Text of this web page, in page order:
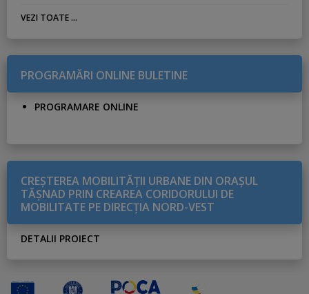
VEZI TOATE ...
PROGRAMĂRI ONLINE BULETINE
PROGRAMARE ONLINE
CREŞTEREA MOBILITĂŢII URBANE DIN ORAŞUL
TĂŞNAD PRIN CREAREA CORIDORULUI DE
MOBILITATE PE DIRECŢIA NORD-VEST
DETALII PROIECT